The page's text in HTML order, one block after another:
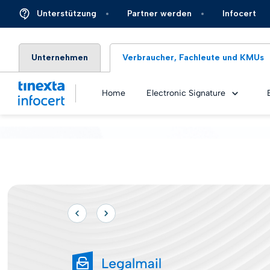
Unterstützung Partner werden Infocert
Unternehmen Verbraucher, Fachleute und KMUs
Home Electronic Signature